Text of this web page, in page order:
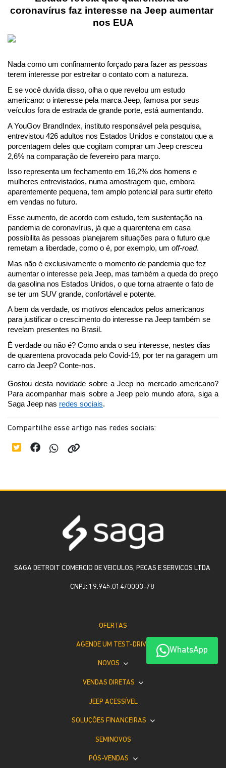
coronavírus faz interesse na Jeep aumentar
nos EUA
Nada como um confinamento forçado para fazer as pessoas
terem interesse por estreitar o contato com a natureza.
E se você duvida disso, olha o que revelou um estudo
americano: o interesse pela marca Jeep, famosa por seus
veículos fora de estrada de grande porte, está aumentando.
A YouGov BrandIndex, instituto responsável pela pesquisa,
entrevistou 426 adultos nos Estados Unidos e constatou que a
porcentagem deles que cogitam comprar um Jeep cresceu
2,6% na comparação de fevereiro para março.
Isso representa um fechamento em 16,2% dos homens e
mulheres entrevistados, numa amostragem que, embora
aparentemente pequena, tem amplo potencial para surtir efeito
em vendas no futuro.
Esse aumento, de acordo com estudo, tem sustentação na
pandemia de coronavírus, já que a quarentena em casa
possibilita às pessoas planejarem situações para o futuro que
remetam a liberdade, como o é, por exemplo, um off-road.
Mas não é exclusivamente o momento de pandemia que fez
aumentar o interesse pela Jeep, mas também a queda do preço
da gasolina nos Estados Unidos, o que torna atraente o fato de
se ter um SUV grande, confortável e potente.
A bem da verdade, os motivos elencados pelos americanos
para justificar o crescimento do interesse na Jeep também se
revelam presentes no Brasil.
É verdade ou não é? Como anda o seu interesse, nestes dias
de quarentena provocada pelo Covid-19, por ter na garagem um
carro da Jeep? Conte-nos.
Gostou desta novidade sobre a Jeep no mercado americano?
Para acompanhar mais sobre a Jeep pelo mundo afora, siga a
Saga Jeep nas redes sociais.
Compartilhe esse artigo nas redes sociais:
WhatsApp
SAGA DETROIT COMERCIO DE VEICULOS, PECAS E SERVICOS LTDA
CNPJ: 19.945.014/0003-78
OFERTAS
AGENDE UM TEST-DRIVE
NOVOS
VENDAS DIRETAS
JEEP ACESSÍVEL
SOLUÇÕES FINANCEIRAS
SEMINOVOS
PÓS-VENDAS